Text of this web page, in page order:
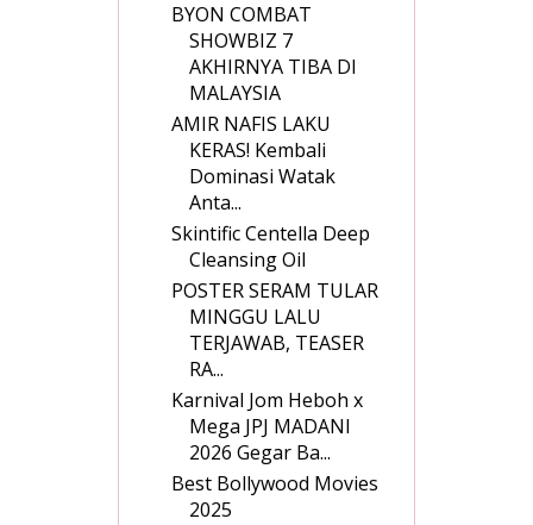
BYON COMBAT
SHOWBIZ 7
AKHIRNYA TIBA DI
MALAYSIA
AMIR NAFIS LAKU
KERAS! Kembali
Dominasi Watak
Anta...
Skintific Centella Deep
Cleansing Oil
POSTER SERAM TULAR
MINGGU LALU
TERJAWAB, TEASER
RA...
Karnival Jom Heboh x
Mega JPJ MADANI
2026 Gegar Ba...
Best Bollywood Movies
2025